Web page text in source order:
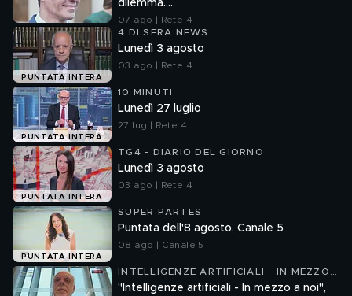
dilemma....
07 ago | Rete 4
PUNTATA INTERA
4 DI SERA NEWS
Lunedì 3 agosto
03 ago | Rete 4
PUNTATA INTERA
10 MINUTI
Lunedì 27 luglio
27 lug | Rete 4
PUNTATA INTERA
TG4 - DIARIO DEL GIORNO
Lunedì 3 agosto
03 ago | Rete 4
PUNTATA INTERA
SUPER PARTES
Puntata dell'8 agosto, Canale 5
08 ago | Canale 5
INTELLIGENZE ARTIFICIALI - IN MEZZO
A NOI
"Intelligenze artificiali - In mezzo a noi",